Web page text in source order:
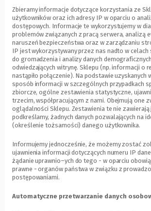
Zbieramy informacje dotyczące korzystania ze
użytkowników oraz ich adresy IP w oparciu o
dostępowych. Informacje te wykorzystujemy w
problemów związanych z pracą serwera, analizą
naruszeń bezpieczeństwa oraz w zarządzaniu
IP jest wykorzystywany przez nas nadto w celach
do gromadzenia i analizy danych
odwiedzających witrynę. Sklepu (np. informacji o
nastąpiło połączenie). Na podstawie uzyskanych
sposób informacji w szczególnych przypadkach
zbiorcze, ogólne zestawienia statystyczne,
trzecim, współpracującym z nami. Obejmują one
oglądalności Sklepu. Zestawienia te nie zawierają
podkreślamy, żadnych danych pozwalających na
(określenie tożsamości) danego użytkownika.
Informujemy jednocześnie, że możemy zostać
ujawnienia informacji dotyczących numeru IP
żądanie uprawnio–ych do tego - w oparciu
prawne - organów państwa w związku z
postępowaniami.
Automatyczne przetwarzanie danych